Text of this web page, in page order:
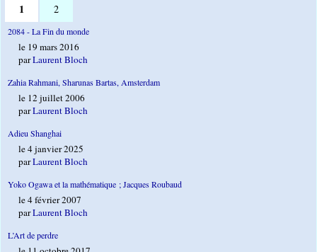
1 2
2084 - La Fin du monde
le 19 mars 2016
parLaurent Bloch
Zahia Rahmani, Sharunas Bartas, Amsterdam
le 12 juillet 2006
parLaurent Bloch
Adieu Shanghai
le 4 janvier 2025
parLaurent Bloch
Yoko Ogawa et la mathématique ; Jacques Roubaud
le 4 février 2007
parLaurent Bloch
L’Art de perdre